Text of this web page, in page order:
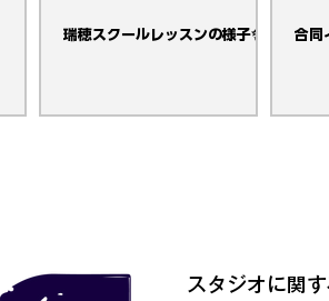
瑞穂スクールレッスンの様子✨ 合同
スタジオに関